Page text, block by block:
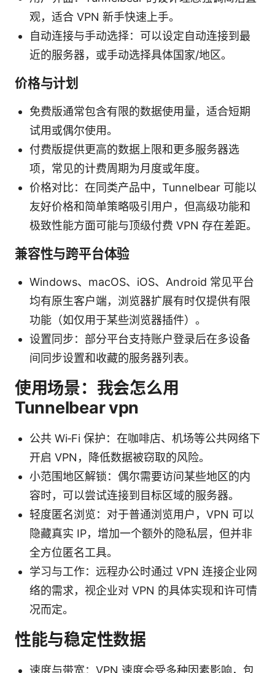
观，适合 VPN 新手快速上手。
自动连接与手动选择：可以设定自动连接到最
近的服务器，或手动选择具体国家/地区。
价格与计划
免费版通常包含有限的数据使用量，适合短期
试用或偶尔使用。
付费版提供更高的数据上限和更多服务器选
项，常见的计费周期为月度或年度。
价格对比：在同类产品中，Tunnelbear 可能以
友好价格和简单策略吸引用户，但高级功能和
极致性能方面可能与顶级付费 VPN 存在差距。
兼容性与跨平台体验
Windows、macOS、iOS、Android 常见平台
均有原生客户端，浏览器扩展有时仅提供有限
功能（如仅用于某些浏览器插件）。
设置同步：部分平台支持账户登录后在多设备
间同步设置和收藏的服务器列表。
使用场景：我会怎么用
Tunnelbear vpn
公共 Wi‑Fi 保护：在咖啡店、机场等公共网络下
开启 VPN，降低数据被窃取的风险。
小范围地区解锁：偶尔需要访问某些地区的内
容时，可以尝试连接到目标区域的服务器。
轻度匿名浏览：对于普通浏览用户，VPN 可以
隐藏真实 IP，增加一个额外的隐私层，但并非
全方位匿名工具。
学习与工作：远程办公时通过 VPN 连接企业网
络的需求，视企业对 VPN 的具体实现和许可情
况而定。
性能与稳定性数据
速度与带宽：VPN 速度会受多种因素影响，包